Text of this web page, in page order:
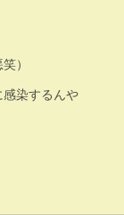
）
染するんや